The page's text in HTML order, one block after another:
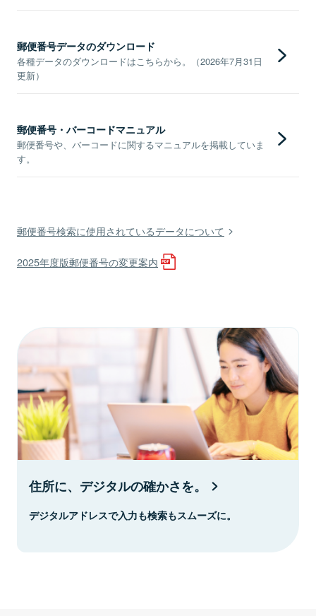
郵便番号データのダウンロード
各種データのダウンロードはこちらから。（2026年7月31日
更新）
郵便番号・バーコードマニュアル
郵便番号や、バーコードに関するマニュアルを掲載していま
す。
郵便番号検索に使用されているデータについて
2025年度版郵便番号の変更案内
住所に、デジタルの確かさを。
デジタルアドレスで入力も検索もスムーズに。